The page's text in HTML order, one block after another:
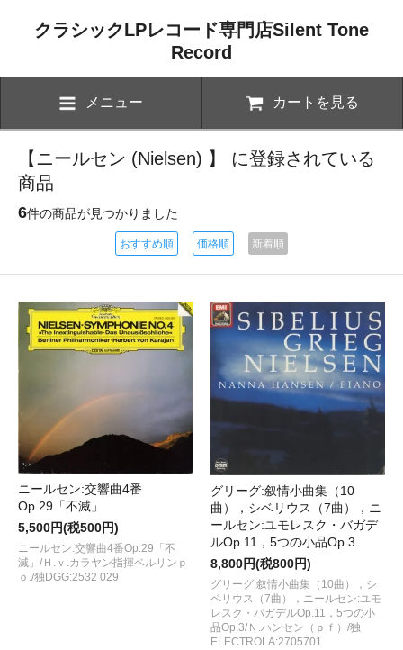
クラシックLPレコード専門店Silent Tone
Record
メニュー カートを見る
【ニールセン (Nielsen) 】 に登録されている
商品
6件の商品が見つかりました
おすすめ順 価格順 新着順
ニールセン:交響曲4番
Op.29「不滅」
5,500円(税500円)
ニールセン:交響曲4番Op.29「不
滅」/Ｈ.ｖ.カラヤン指揮ベルリンｐ
ｏ./独DGG:2532 029
グリーグ:叙情小曲集（10
曲），シベリウス（7曲），ニ
ールセン:ユモレスク・バガデ
ルOp.11，5つの小品Op.3
8,800円(税800円)
グリーグ:叙情小曲集（10曲），シ
ベリウス（7曲），ニールセン:ユモ
レスク・バガデルOp.11，5つの小
品Op.3/Ｎ.ハンセン（ｐｆ）/独
ELECTROLA:2705701